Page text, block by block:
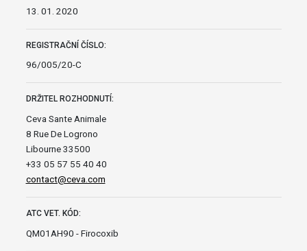
13. 01. 2020
REGISTRAČNÍ ČÍSLO:
96/005/20-C
DRŽITEL ROZHODNUTÍ:
Ceva Sante Animale
8 Rue De Logrono
Libourne 33500
+33 05 57 55 40 40
contact@ceva.com
ATC VET. KÓD:
QM01AH90 - Firocoxib